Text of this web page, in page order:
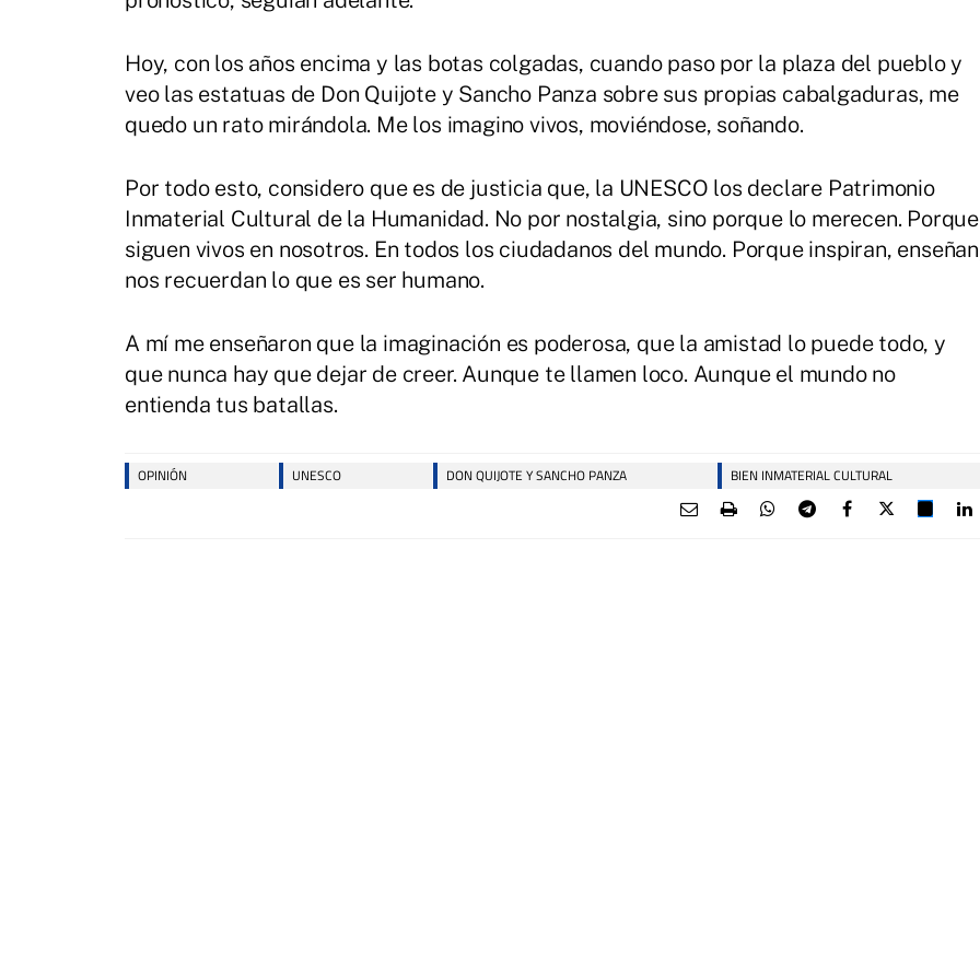
Hoy, con los años encima y las botas colgadas, cuando paso por la plaza del pueblo y
veo las estatuas de Don Quijote y Sancho Panza sobre sus propias cabalgaduras, me
quedo un rato mirándola. Me los imagino vivos, moviéndose, soñando.
Por todo esto, considero que es de justicia que, la UNESCO los declare Patrimonio
Inmaterial Cultural de la Humanidad. No por nostalgia, sino porque lo merecen. Porque
siguen vivos en nosotros. En todos los ciudadanos del mundo. Porque inspiran,
nos recuerdan lo que es ser humano.
A mí me enseñaron que la imaginación es poderosa, que la amistad lo puede todo, y
que nunca hay que dejar de creer. Aunque te llamen loco. Aunque el mundo no
entienda tus batallas.
OPINIÓN UNESCO DON QUIJOTE Y SANCHO PANZA BIEN INMATERIAL CULTURAL